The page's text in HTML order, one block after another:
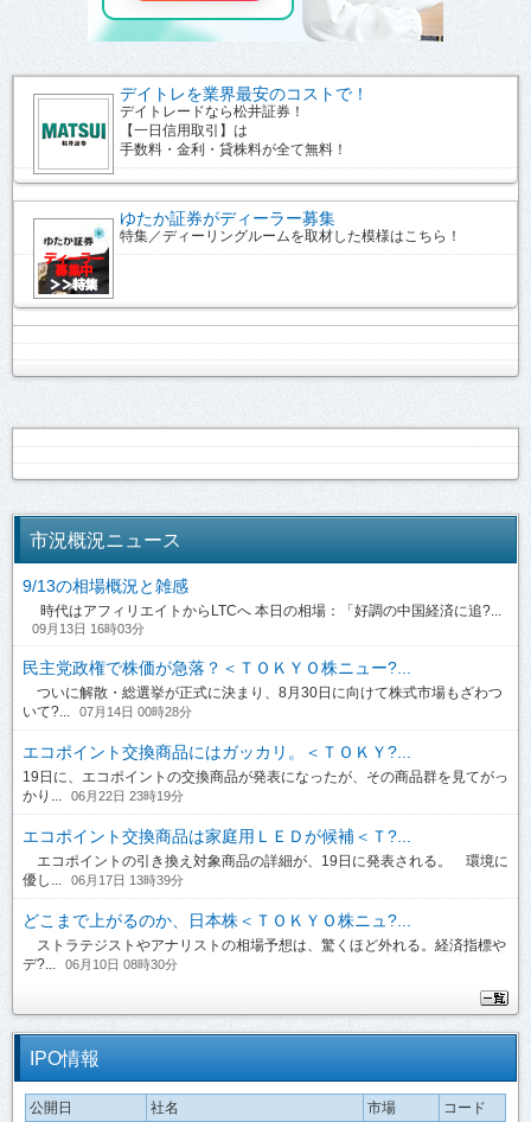
デイトレを業界最安のコストで！
デイトレードなら松井証券！
【一日信用取引】は
手数料・金利・貸株料が全て無料！
ゆたか証券がディーラー募集
特集／ディーリングルームを取材した模様はこちら！
市況概況ニュース
9/13の相場概況と雑感
時代はアフィリエイトからLTCへ 本日の相場：「好調の中国経済に追?...
09月13日 16時03分
民主党政権で株価が急落？＜ＴＯＫＹＯ株ニュー?...
ついに解散・総選挙が正式に決まり、8月30日に向けて株式市場もざわつ
いて?...
07月14日 00時28分
エコポイント交換商品にはガッカリ。＜ＴＯＫＹ?...
19日に、エコポイントの交換商品が発表になったが、その商品群を見てがっ
かり...
06月22日 23時19分
エコポイント交換商品は家庭用ＬＥＤが候補＜Ｔ?...
エコポイントの引き換え対象商品の詳細が、19日に発表される。 環境に
優し...
06月17日 13時39分
どこまで上がるのか、日本株＜ＴＯＫＹＯ株ニュ?...
ストラテジストやアナリストの相場予想は、驚くほど外れる。経済指標や
デ?...
06月10日 08時30分
IPO情報
公開日 社名 市場 コード